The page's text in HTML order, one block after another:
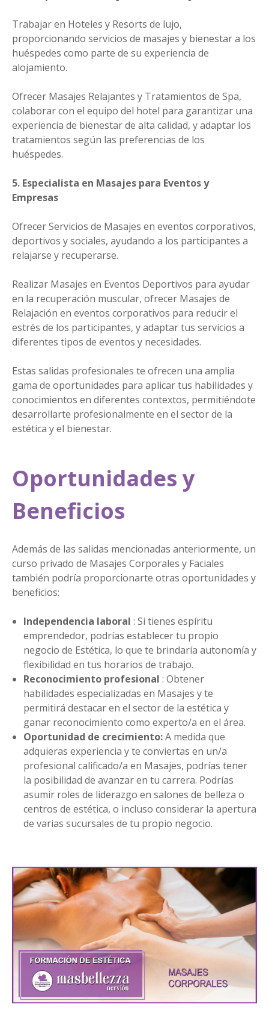
Trabajar en Hoteles y Resorts de lujo,
proporcionando servicios de masajes y bienestar a los
huéspedes como parte de su experiencia de
alojamiento.
Ofrecer Masajes Relajantes y Tratamientos de Spa,
colaborar con el equipo del hotel para garantizar una
experiencia de bienestar de alta calidad, y adaptar los
tratamientos según las preferencias de los
huéspedes.
5. Especialista en Masajes para Eventos y
Empresas
Ofrecer Servicios de Masajes en eventos corporativos,
deportivos y sociales, ayudando a los participantes a
relajarse y recuperarse.
Realizar Masajes en Eventos Deportivos para ayudar
en la recuperación muscular, ofrecer Masajes de
Relajación en eventos corporativos para reducir el
estrés de los participantes, y adaptar tus servicios a
diferentes tipos de eventos y necesidades.
Estas salidas profesionales te ofrecen una amplia
gama de oportunidades para aplicar tus habilidades y
conocimientos en diferentes contextos, permitiéndote
desarrollarte profesionalmente en el sector de la
estética y el bienestar.
Oportunidades y
Beneficios
Además de las salidas mencionadas anteriormente, un
curso privado de Masajes Corporales y Faciales
también podría proporcionarte otras oportunidades y
beneficios:
Independencia laboral : Si tienes espíritu
emprendedor, podrías establecer tu propio
negocio de Estética, lo que te brindaría autonomía y
flexibilidad en tus horarios de trabajo.
Reconocimiento profesional : Obtener
habilidades especializadas en Masajes y te
permitirá destacar en el sector de la estética y
ganar reconocimiento como experto/a en el área.
Oportunidad de crecimiento:A medida que
adquieras experiencia y te conviertas en un/a
profesional calificado/a en Masajes, podrías tener
la posibilidad de avanzar en tu carrera. Podrías
asumir roles de liderazgo en salones de belleza o
centros de estética, o incluso considerar la apertura
de varias sucursales de tu propio negocio.